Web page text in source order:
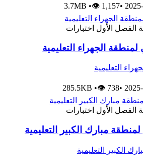
•
3.7MB •👁 1,157
الفصل الأول اختبارات
لمنطقة الجهراء التعليمية
التعليمية
•
285.5KB •👁 738
الفصل الأول اختبارات
لمنطقة مبارك الكبير التعليمية
الكبير التعليمية